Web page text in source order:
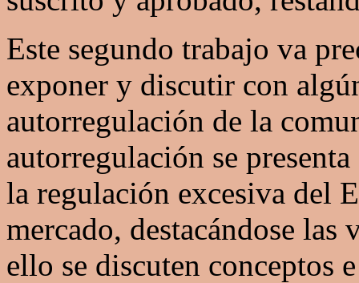
Este segundo trabajo va
exponer y discutir con
autorregulación de la
autorregulación se
la regulación excesiva del
mercado, destacándose las
ello se discuten conceptos